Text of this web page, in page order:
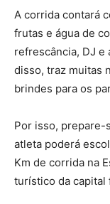
A corrida contará
frutas e água de
refrescância, DJ e
disso, traz muitas
brindes para os
Por isso, prepare-
atleta poderá
Km de corrida na
turístico da capital